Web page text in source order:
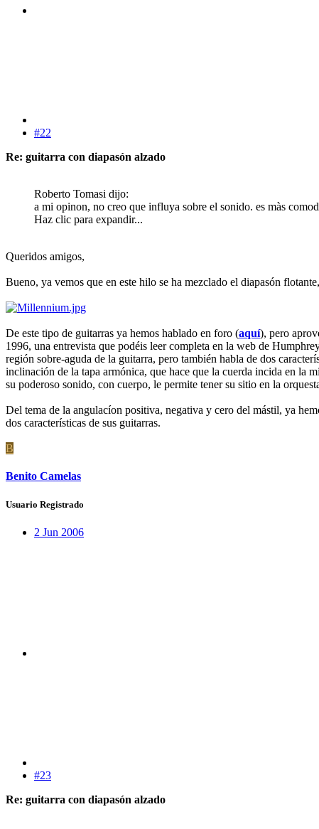
#22
Re: guitarra con diapasón alzado
Roberto Tomasi dijo:
a mi opinon, no creo que influya sobre el sonido. es màs
Haz clic para expandir...
Queridos amigos,
Bueno, ya vemos que en este hilo se ha mezclado el diapasón
De este tipo de guitarras ya hemos hablado en foro (aquí), pero
1996, una entrevista que podéis leer completa en la web de
región sobre-aguda de la guitarra, pero también habla de dos
inclinación de la tapa armónica, que hace que la cuerda incida en la
su poderoso sonido, con cuerpo, le permite tener su sitio en la
Del tema de la angulacíon positiva, negativa y cero del mástil, ya
dos características de sus guitarras.
B
Benito Camelas
Usuario Registrado
2 Jun 2006
#23
Re: guitarra con diapasón alzado